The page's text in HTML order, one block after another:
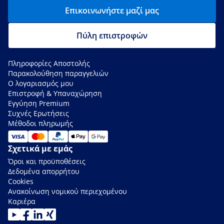
Επικοινωνήστε μαζί μας
Πύλη επιστροφών
Πληροφορίες Αποστολής
Παρακολούθηση παραγγελιών
Ο λογαριασμός μου
Επιστροφή & Υπαναχώρηση
Εγγύηση Premium
Συχνές Ερωτήσεις
Μέθοδοι πληρωμής
Σχετικά με εμάς
Όροι και προϋποθέσεις
Δεδομένα απορρήτου
Cookies
Ανακοίνωση νομικού περιεχομένου
Καριέρα